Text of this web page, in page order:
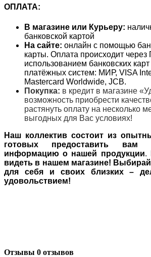
ОПЛАТА:
В магазине или Курьеру:
банковской картой
На сайте: онлайн с помощью
карты. Оплата происходит
использованием банковских
платёжных систем: МИР, VISA
Mastercard Worldwide, JCB.
Покупка: в кредит в магазине
возможность приобрести
растянуть оплату на несколько
выгодных для Вас условиях!
Наш коллектив состоит из
готовых предоставить вам
информацию о нашей продукции.
видеть в нашем магазине!
для себя и своих близких –
удовольствием!
Отзывы 0 отзывов